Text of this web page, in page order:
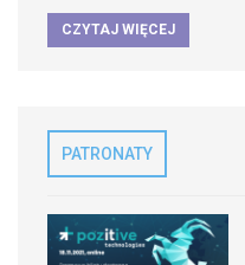
CZYTAJ WIĘCEJ
PATRONATY